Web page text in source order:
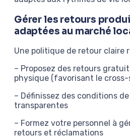
Gérer les retours
adaptées au marché
Une politique de retour claire
– Proposez des retours
physique (favorisant le cross-
– Définissez des conditions
transparentes
– Formez votre personnel à
retours et réclamations